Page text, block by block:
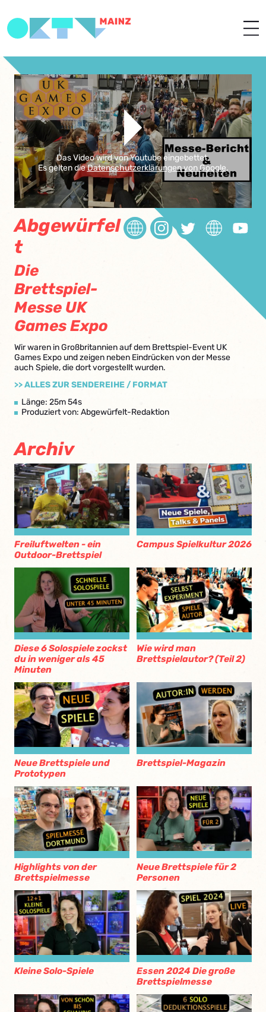
Das Video wird von Youtube eingebettet.
Es gelten dieDatenschutzerklärungen von Google.
Abgewürfel
t
Die
Brettspiel-
Messe UK
Games Expo
Wir waren in Großbritannien auf dem Brettspiel-Event UK
Games Expo und zeigen neben Eindrücken von der Messe
auch Spiele, die dort vorgestellt wurden.
>> ALLES ZUR SENDEREIHE / FORMAT
Länge: 25m 54s
Produziert von: Abgewürfelt-Redaktion
Archiv
Freiluftwelten - ein
Outdoor-Brettspiel
Campus Spielkultur 2026
Diese 6 Solospiele zockst
du in weniger als 45
Minuten
Wie wird man
Brettspielautor? (Teil 2)
Neue Brettspiele und
Prototypen
Brettspiel-Magazin
Highlights von der
Brettspielmesse
Neue Brettspiele für 2
Personen
Kleine Solo-Spiele
Essen 2024 Die große
Brettspielmesse